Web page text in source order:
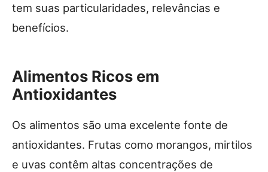
tem suas particularidades, relevâncias e
benefícios.
Alimentos Ricos em
Antioxidantes
Os alimentos são uma excelente fonte de
antioxidantes. Frutas como morangos, mirtilos
e uvas contêm altas concentrações de